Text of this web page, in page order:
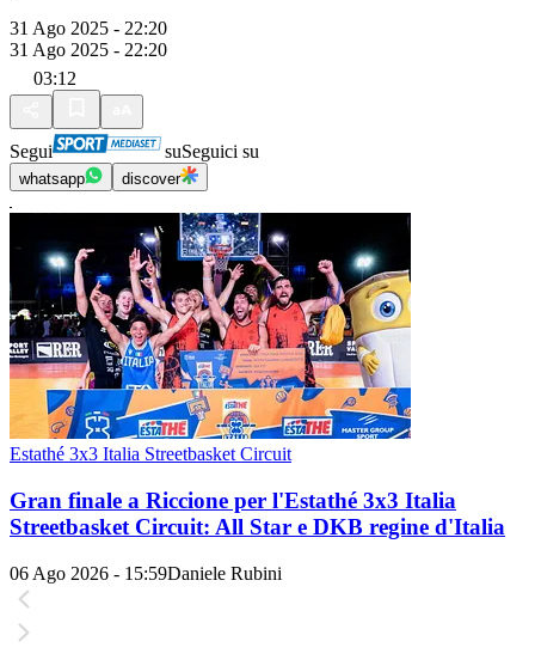
31 Ago 2025 - 22:20
31 Ago 2025 - 22:20
03:12
Segui suSeguici su
whatsapp discover
Estathé 3x3 Italia Streetbasket Circuit
Gran finale a Riccione per l'Estathé 3x3 Italia
Streetbasket Circuit: All Star e DKB regine d'Italia
06 Ago 2026 - 15:59Daniele Rubini